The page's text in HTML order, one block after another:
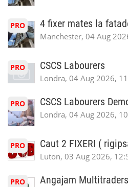
PRO 4 fixer mates la
Manchester, 04 Aug
PRO CSCS Labourers
Londra, 04 Aug 2026,
PRO CSCS Labourers
Londra, 04 Aug 2026,
PRO Caut 2 FIXERI (
Luton, 03 Aug 2026,
PRO Angajam Multitraders